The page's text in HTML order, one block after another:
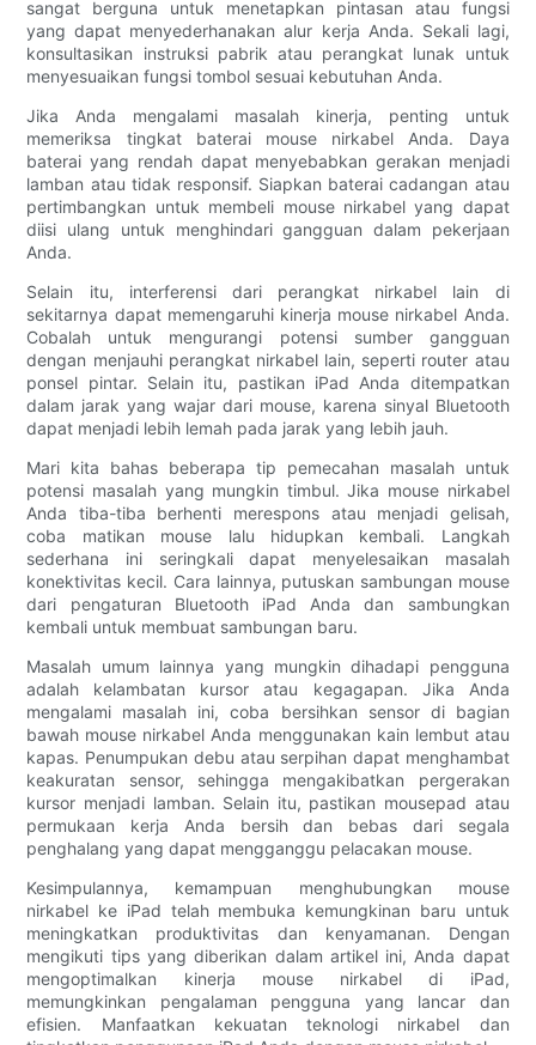
sangat berguna untuk menetapkan pintasan atau fungsi
yang dapat menyederhanakan alur kerja Anda. Sekali lagi,
konsultasikan instruksi pabrik atau perangkat lunak untuk
menyesuaikan fungsi tombol sesuai kebutuhan Anda.
Jika Anda mengalami masalah kinerja, penting untuk
memeriksa tingkat baterai mouse nirkabel Anda. Daya
baterai yang rendah dapat menyebabkan gerakan menjadi
lamban atau tidak responsif. Siapkan baterai cadangan atau
pertimbangkan untuk membeli mouse nirkabel yang dapat
diisi ulang untuk menghindari gangguan dalam pekerjaan
Anda.
Selain itu, interferensi dari perangkat nirkabel lain di
sekitarnya dapat memengaruhi kinerja mouse nirkabel Anda.
Cobalah untuk mengurangi potensi sumber gangguan
dengan menjauhi perangkat nirkabel lain, seperti router atau
ponsel pintar. Selain itu, pastikan iPad Anda ditempatkan
dalam jarak yang wajar dari mouse, karena sinyal Bluetooth
dapat menjadi lebih lemah pada jarak yang lebih jauh.
Mari kita bahas beberapa tip pemecahan masalah untuk
potensi masalah yang mungkin timbul. Jika mouse nirkabel
Anda tiba-tiba berhenti merespons atau menjadi gelisah,
coba matikan mouse lalu hidupkan kembali. Langkah
sederhana ini seringkali dapat menyelesaikan masalah
konektivitas kecil. Cara lainnya, putuskan sambungan mouse
dari pengaturan Bluetooth iPad Anda dan sambungkan
kembali untuk membuat sambungan baru.
Masalah umum lainnya yang mungkin dihadapi pengguna
adalah kelambatan kursor atau kegagapan. Jika Anda
mengalami masalah ini, coba bersihkan sensor di bagian
bawah mouse nirkabel Anda menggunakan kain lembut atau
kapas. Penumpukan debu atau serpihan dapat menghambat
keakuratan sensor, sehingga mengakibatkan pergerakan
kursor menjadi lamban. Selain itu, pastikan mousepad atau
permukaan kerja Anda bersih dan bebas dari segala
penghalang yang dapat mengganggu pelacakan mouse.
Kesimpulannya, kemampuan menghubungkan mouse
nirkabel ke iPad telah membuka kemungkinan baru untuk
meningkatkan produktivitas dan kenyamanan. Dengan
mengikuti tips yang diberikan dalam artikel ini, Anda dapat
mengoptimalkan kinerja mouse nirkabel di iPad,
memungkinkan pengalaman pengguna yang lancar dan
efisien. Manfaatkan kekuatan teknologi nirkabel dan